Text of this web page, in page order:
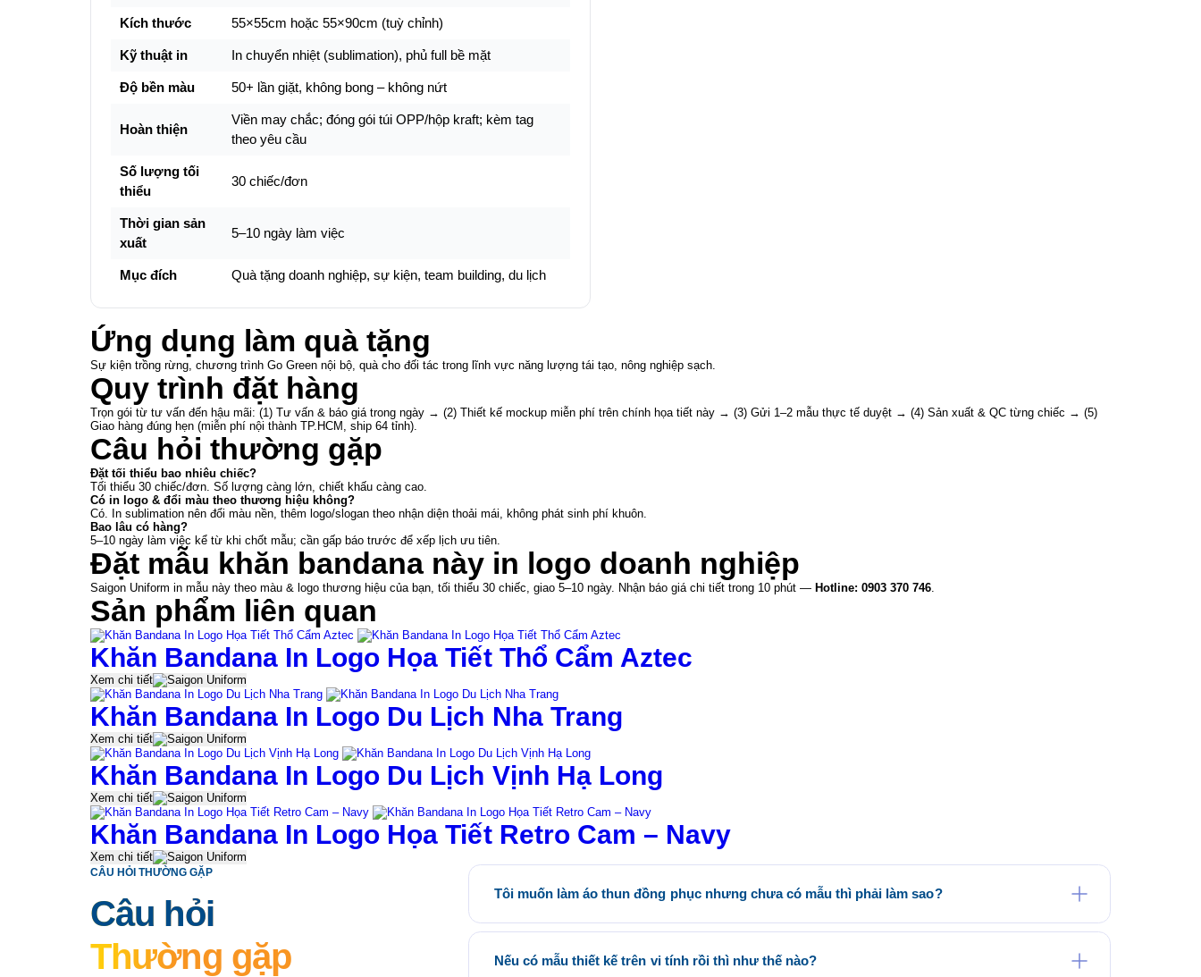
Kích thước 55×55cm hoặc 55×90cm (tuỳ chỉnh)
Kỹ thuật in In chuyển nhiệt (sublimation), phủ full bề mặt
Độ bền màu 50+ lần giặt, không bong – không nứt
Hoàn thiện
Viền may chắc; đóng gói túi OPP/hộp kraft; kèm tag
theo yêu cầu
Số lượng tối
thiểu
30 chiếc/đơn
Thời gian sản
xuất
5–10 ngày làm việc
Mục đích Quà tặng doanh nghiệp, sự kiện, team building, du lịch
Ứng dụng làm quà tặng
Sự kiện trồng rừng, chương trình Go Green nội bộ, quà cho đối tác trong lĩnh vực năng lượng tái tạo, nông nghiệp sạch.
Quy trình đặt hàng
Trọn gói từ tư vấn đến hậu mãi: (1) Tư vấn & báo giá trong ngày → (2) Thiết kế mockup miễn phí trên chính họa tiết này → (3) Gửi 1–2 mẫu thực tế duyệt → (4) Sản xuất & QC từng chiếc → (5)
Giao hàng đúng hẹn (miễn phí nội thành TP.HCM, ship 64 tỉnh).
Câu hỏi thường gặp
Đặt tối thiểu bao nhiêu chiếc?
Tối thiểu 30 chiếc/đơn. Số lượng càng lớn, chiết khấu càng cao.
Có in logo & đổi màu theo thương hiệu không?
Có. In sublimation nên đổi màu nền, thêm logo/slogan theo nhận diện thoải mái, không phát sinh phí khuôn.
Bao lâu có hàng?
5–10 ngày làm việc kể từ khi chốt mẫu; cần gấp báo trước để xếp lịch ưu tiên.
Đặt mẫu khăn bandana này in logo doanh nghiệp
Saigon Uniform in mẫu này theo màu & logo thương hiệu của bạn, tối thiểu 30 chiếc, giao 5–10 ngày. Nhận báo giá chi tiết trong 10 phút — Hotline: 0903 370 746.
Sản phẩm liên quan
Khăn Bandana In Logo Họa Tiết Thổ Cẩm Aztec
Xem chi tiết
Khăn Bandana In Logo Du Lịch Nha Trang
Xem chi tiết
Khăn Bandana In Logo Du Lịch Vịnh Hạ Long
Xem chi tiết
Khăn Bandana In Logo Họa Tiết Retro Cam – Navy
Xem chi tiết
CÂU HỎI THƯỜNG GẶP
Câu hỏi
Thường gặp
Tôi muốn làm áo thun đồng phục nhưng chưa có mẫu thì phải làm sao?
phòng Saigon Uniform tại địa chỉ 21/6 Lê Thị Hà, Thới Tam Thôn, Hóc Môn để lựa chọn cho mình một mẫu áo
Nếu có mẫu thiết kế trên vi tính rồi thì như thế nào?